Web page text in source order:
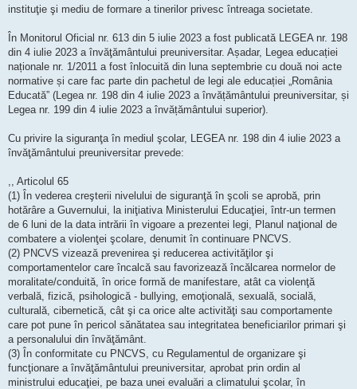
instituţie şi mediu de formare a tinerilor privesc întreaga societate.
În Monitorul Oficial nr. 613 din 5 iulie 2023 a fost publicată LEGEA nr. 198
din 4 iulie 2023 a învăţământului preuniversitar. Așadar, Legea educației
naționale nr. 1/2011 a fost înlocuită din luna septembrie cu două noi acte
normative și care fac parte din pachetul de legi ale educației „România
Educată” (Legea nr. 198 din 4 iulie 2023 a învățământului preuniversitar, și
Legea nr. 199 din 4 iulie 2023 a învățământului superior).
Cu privire la siguranţa în mediul şcolar, LEGEA nr. 198 din 4 iulie 2023 a
învăţământului preuniversitar prevede:
,, Articolul 65
(1) În vederea creşterii nivelului de siguranţă în şcoli se aprobă, prin
hotărâre a Guvernului, la iniţiativa Ministerului Educaţiei, într-un termen
de 6 luni de la data intrării în vigoare a prezentei legi, Planul naţional de
combatere a violenţei şcolare, denumit în continuare PNCVS.
(2) PNCVS vizează prevenirea şi reducerea activităţilor şi
comportamentelor care încalcă sau favorizează încălcarea normelor de
moralitate/conduită, în orice formă de manifestare, atât ca violenţă
verbală, fizică, psihologică - bullying, emoţională, sexuală, socială,
culturală, cibernetică, cât şi ca orice alte activităţi sau comportamente
care pot pune în pericol sănătatea sau integritatea beneficiarilor primari şi
a personalului din învăţământ.
(3) În conformitate cu PNCVS, cu Regulamentul de organizare şi
funcţionare a învăţământului preuniversitar, aprobat prin ordin al
ministrului educaţiei, pe baza unei evaluări a climatului şcolar, în